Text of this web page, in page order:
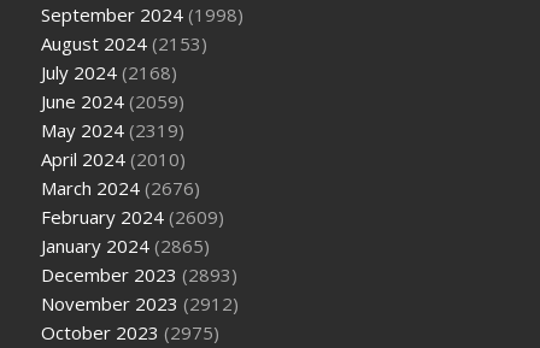
September 2024 (1998)
August 2024 (2153)
July 2024 (2168)
June 2024 (2059)
May 2024 (2319)
April 2024 (2010)
March 2024 (2676)
February 2024 (2609)
January 2024 (2865)
December 2023 (2893)
November 2023 (2912)
October 2023 (2975)